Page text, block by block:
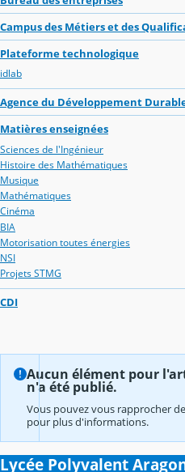
Campus des Métiers et des
Plateforme technologique
idlab
Agence du Développement
Matières enseignées
Sciences de l'Ingénieur
Histoire des Mathématiques
Musique
Mathématiques
Cinéma
BIA
Motorisation toutes énergies
NSI
Projets STMG
CDI
Aucun élément pour
n'a été publié.
Vous pouvez vous rapprocher
pour plus d'informations.
Lycée Polyvalent